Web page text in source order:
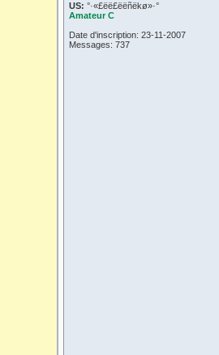
US: °·«£ëë£ëëñëkø»·°
Amateur C
Date d'inscription: 23-11-2007
Messages: 737